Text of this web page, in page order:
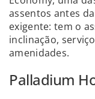
assentos antes
exigente: tem o
inclinação,
amenidades.
Palladium